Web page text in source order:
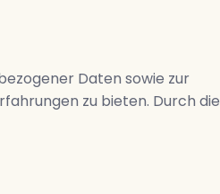
Daten sowie zur
zu bieten. Durch die